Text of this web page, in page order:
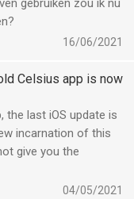
stormen, zware
het Premium-
tijdsperiode
aan de rechterkant
getikt. In dit
die u kunt
en de
gebruiken zou ik nu
16/06/2021
Celsius app is now
last iOS update is
incarnation of this
give you the
04/05/2021